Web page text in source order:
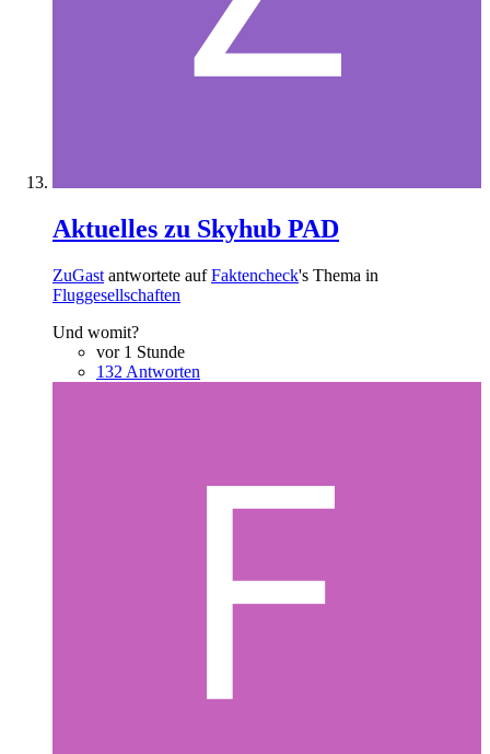
Aktuelles zu Skyhub PAD
ZuGast antwortete aufFaktencheck's Thema in
Fluggesellschaften
Und womit?
vor 1 Stunde
132 Antworten